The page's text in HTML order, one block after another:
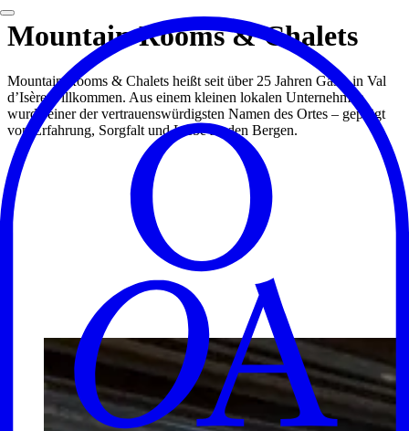
Mountain Rooms & Chalets
Mountain Rooms & Chalets heißt seit über 25 Jahren Gäste in Val
d’Isère willkommen. Aus einem kleinen lokalen Unternehmen
wurde einer der vertrauenswürdigsten Namen des Ortes – geprägt
von Erfahrung, Sorgfalt und Liebe zu den Bergen.